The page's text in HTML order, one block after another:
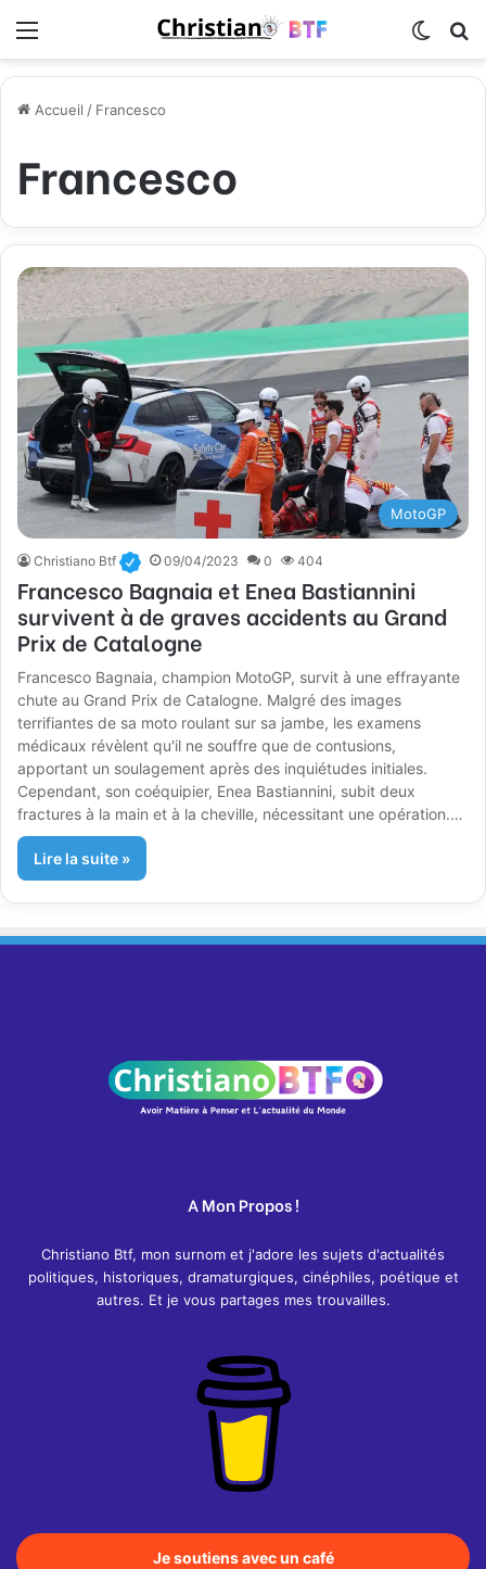
Accueil / Francesco
Francesco
MotoGP
Christiano Btf 09/04/2023 0 404
Francesco Bagnaia et Enea Bastiannini
survivent à de graves accidents au Grand
Prix de Catalogne
Francesco Bagnaia, champion MotoGP, survit à une effrayante
chute au Grand Prix de Catalogne. Malgré des images
terrifiantes de sa moto roulant sur sa jambe, les examens
médicaux révèlent qu'il ne souffre que de contusions,
apportant un soulagement après des inquiétudes initiales.
Cependant, son coéquipier, Enea Bastiannini, subit deux
fractures à la main et à la cheville, nécessitant une opération.…
Lire la suite »
A Mon Propos !
Christiano Btf, mon surnom et j'adore les sujets d'actualités
politiques, historiques, dramaturgiques, cinéphiles, poétique et
autres. Et je vous partages mes trouvailles.
Je soutiens avec un café